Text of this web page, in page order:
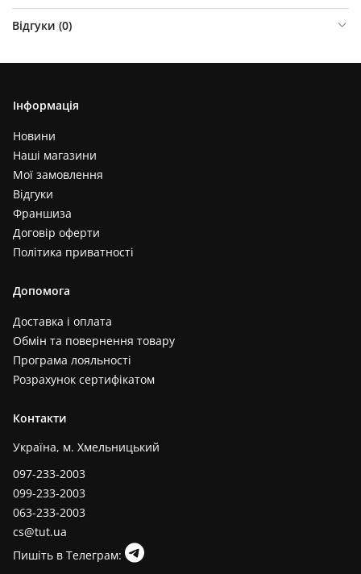
Відгуки (0)
Інформація
Новини
Наші магазини
Мої замовлення
Відгуки
Франшиза
Договір оферти
Політика приватності
Допомога
Доставка і оплата
Обмін та повернення товару
Програма лояльності
Розрахунок сертифікатом
Контакти
Україна, м. Хмельницький
097-233-2003
099-233-2003
063-233-2003
cs@tut.ua
Пишіть в Телеграм: